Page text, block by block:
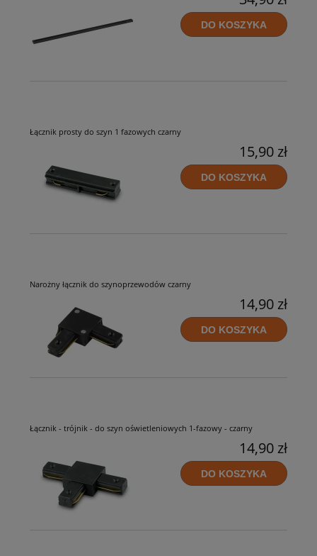
DO KOSZYKA
Łącznik prosty do szyn 1 fazowych czarny
15,90 zł
DO KOSZYKA
Narożny łącznik do szynoprzewodów czarny
14,90 zł
DO KOSZYKA
Łącznik - trójnik - do szyn oświetleniowych 1-fazowy - czarny
14,90 zł
DO KOSZYKA